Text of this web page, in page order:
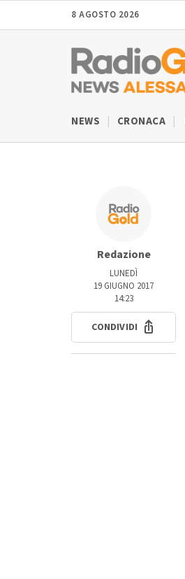
8 AGOSTO 2026
NEWS CRONACA
Redazione
LUNEDÌ
19 GIUGNO 2017
14:23
CONDIVIDI